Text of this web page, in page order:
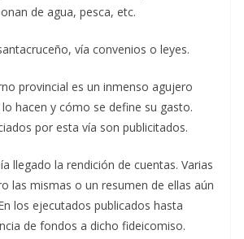
de agua, pesca, etc.
vía convenios o leyes.
provincial es un inmenso agujero
hacen y cómo se define su gasto.
por esta vía son publicitados.
llegado la rendición de cuentas. Varias
las mismas o un resumen de ellas aún
los ejecutados publicados hasta
de fondos a dicho fideicomiso.